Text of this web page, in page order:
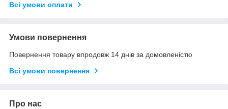
Всі умови оплати
Умови повернення
Повернення товару впродовж 14 днів за домовленістю
Всі умови повернення
Про нас